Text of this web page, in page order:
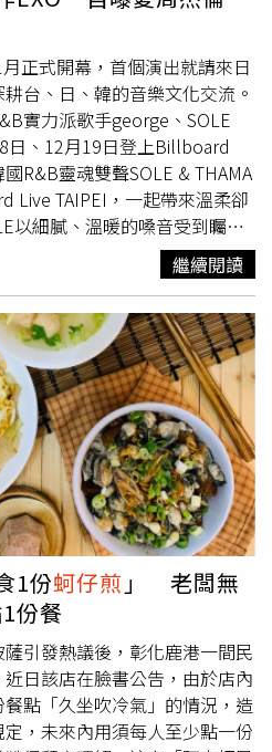
經淋上肉燥時加點，就不會被
、 「跟我兒子一樣欸！分次
了老闆就識破了，直接問他是
正式開幕，首個演出就請來日
台、日、韓的音樂文化交流。
實力派歌手george、SOLE
日、12月19日登上Billboard
R&B靈魂雙聲SOLE & THAMA
Live TAIPEI，一起帶來溫柔卻
以細膩、溫暖的嗓音受到矚
〉受到韓國樂壇的喜愛，她
新潮流。THAMA更是大有來
跟EXO、NCT127、姜丹尼爾等
《DON’T DIE COLORS》
獎「最佳 R&B／靈魂專輯」及
專輯」。兩個人都是第一次來
可以好好享受「台灣感性」的
友來旅行後都大力稱讚，並說
期待。聊起在地美食，SOLE想
吃一次正宗的火鍋，THAMA
」。兩人對於華語音樂的略有涉
我的心〉，她覺得不管是歌詞
人她目前只認識9m88，但相
則是周杰倫的粉絲，從學
說的秘密》。對於這次的演
Close To You〉，相信在他們
樣的感受。george是一名韓
鍊的節奏感著稱，歌曲
繼續閱讀
1份蚵仔煎 」 老闆無
份餐
引發熱議後，彰化鹿港一間民
日該店在臉書公告，由於店內
點「久坐吹冷氣」的情況，造
，未來內用須每人至少點一份